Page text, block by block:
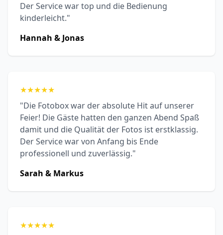
Der Service war top und die Bedienung
kinderleicht."
Hannah & Jonas
★★★★★
"Die Fotobox war der absolute Hit auf unserer
Feier! Die Gäste hatten den ganzen Abend Spaß
damit und die Qualität der Fotos ist erstklassig.
Der Service war von Anfang bis Ende
professionell und zuverlässig."
Sarah & Markus
★★★★★